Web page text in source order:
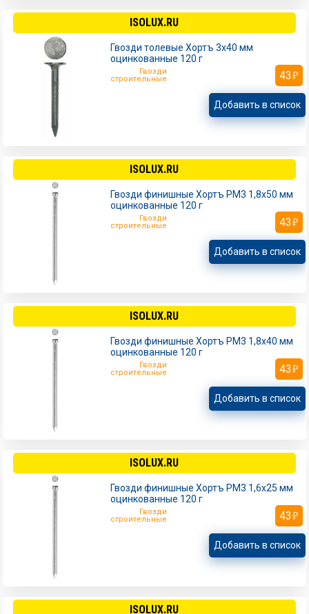
ISOLUX.RU
Гвозди толевые Хортъ 3х40 мм
оцинкованные 120 г
Гвозди
строительные
43
Добавить в список
ISOLUX.RU
Гвозди финишные Хортъ РМ3 1,8х50 мм
оцинкованные 120 г
Гвозди
строительные
43
Добавить в список
ISOLUX.RU
Гвозди финишные Хортъ РМ3 1,8х40 мм
оцинкованные 120 г
Гвозди
строительные
43
Добавить в список
ISOLUX.RU
Гвозди финишные Хортъ РМ3 1,6х25 мм
оцинкованные 120 г
Гвозди
строительные
43
Добавить в список
ISOLUX.RU